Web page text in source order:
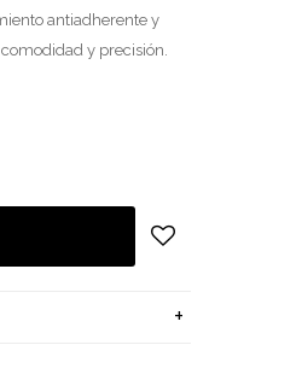
antiadherente y
y precisión.